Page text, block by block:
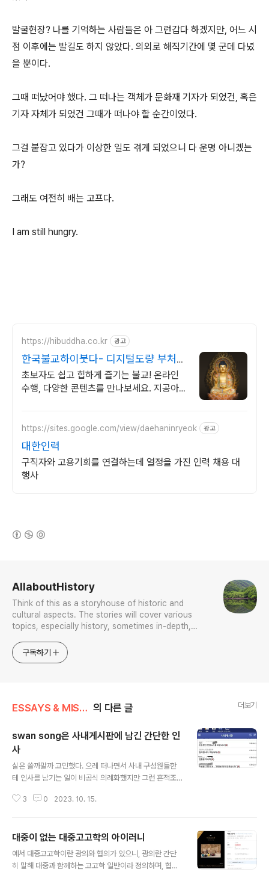
발굴현장? 나를 기억하는 사람들은 아 그런갑다 하겠지만, 어느 시
점 이후에는 발길도 하지 않았다. 의외로 해직기간에 몇 군데 다녔
을 뿐이다.
그때 떠났어야 했다. 그 떠나는 객체가 문화재 기자가 되었건, 혹은
기자 자체가 되었건 그때가 떠나야 할 순간이었다.
그걸 붙잡고 있다가 이상한 일도 겪게 되었으니 다 운명 아니겠는
가?
그래도 여전히 배는 고프다.
I am still hungry.
https://hibuddha.co.kr 광고
한국불교하이붓다- 디지털도량 부처님
과 함께 하는 홈페이지
초보자도 쉽고 힙하게 즐기는 불교! 온라인
수행, 다양한 콘텐츠를 만나보세요. 지공아카
https://sites.google.com/view/daehaninryeok 광고
대한인력
구직자와 고용기회를 연결하는데 열정을 가진 인력 채용 대
행사
AllaboutHistory
Think of this as a storyhouse of historic and
cultural aspects. The stories will cover various
topics, especially history, sometimes in-depth,
approach will be to resist any common sense or
generalized viewpoint
구독하기
ESSAYS & MISCELLANIES 의 다른 글 더보기
swan song은 사내게시판에 남긴 간단한 인
사
실은 쓸까말까 고민했다. 으레 떠나면서 사내 구성원들한
테 인사를 남기는 일이 비공식 의례화했지만 그런 흔적조
언뜻 비치는데 보니, 이번 희망퇴직 동기 아홉명 중 연차로
다. 뭘 쓸까? 새로 쓸까 하다가 더는 할 말도 없고 해서 지난
일주일간 퇴직 퍼레이드에서 개중 그래도 연합에 대한 애
정이랄까 배려라고 보일 만한 구절 따다가 우라까이했다.
3 0 2023. 10. 15.
대중이 없는 대중고고학의 아이러니
예서 대중고고학이란 광의와 협의가 있으니, 광의란 간단
히 말해 대중과 함께하는 고고학 일반이라 정의하며, 협의